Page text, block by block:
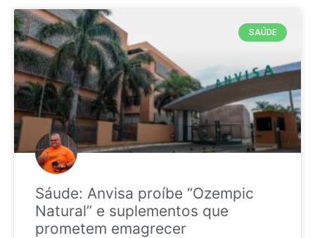
SAÚDE
Sáude: Anvisa proíbe “Ozempic
Natural” e suplementos que
prometem emagrecer